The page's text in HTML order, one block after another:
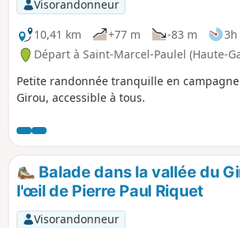
Visorandonneur
10,41 km
+77 m -83 m 3h
Départ à Saint-Marcel-Paulel (Haute-
Petite randonnée tranquille en
Girou, accessible à tous.
Balade dans la vallée du
l'œil de Pierre Paul Riquet
Visorandonneur